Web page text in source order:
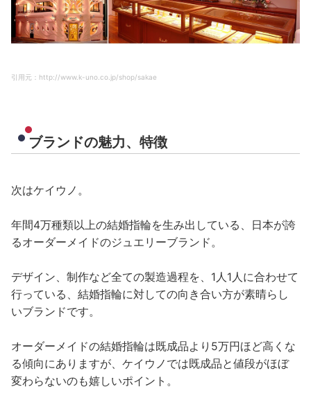
引用元：http://www.k-uno.co.jp/shop/sakae
ブランドの魅力、特徴
次はケイウノ。
年間4万種類以上の結婚指輪を生み出している、日本が誇
るオーダーメイドのジュエリーブランド。
デザイン、制作など全ての製造過程を、1人1人に合わせて
行っている、結婚指輪に対しての向き合い方が素晴らし
いブランドです。
オーダーメイドの結婚指輪は既成品より5万円ほど高くな
る傾向にありますが、ケイウノでは既成品と値段がほぼ
変わらないのも嬉しいポイント。